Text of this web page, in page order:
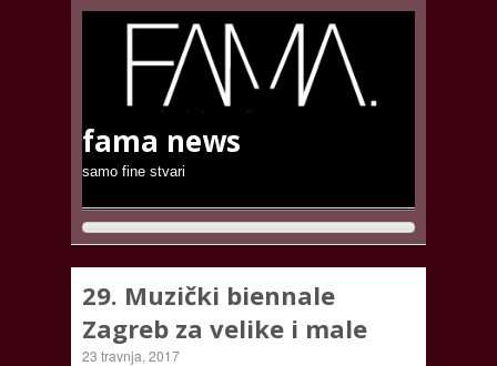
fama news
samo fine stvari
29. Muzički biennale
Zagreb za velike i male
23 travnja, 2017